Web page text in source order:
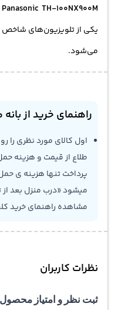
Panasonic TH-100NX900M
می‌شود.
راهنمای خرید از
اول کالای مورد نظری
طلاع از قیمت و هزینه
پرداخت تنها هزینه ی حمل
میشود «درب منزل بعد از
مشاهده راهنمای خرید
نظرات کاربران
ثبت نظر و امتیاز محصول